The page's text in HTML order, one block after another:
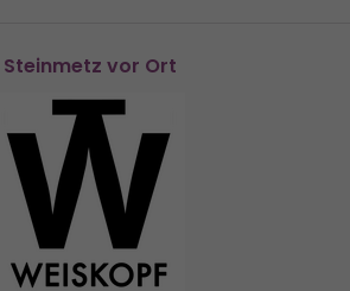
Steinmetz vor Ort